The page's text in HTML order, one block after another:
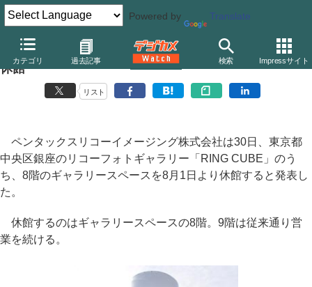
Powered by Translate
カテゴリ 過去記事 検索 Impressサイト
リコーフォトギャラリー「RING CUBE」8階が8月より
休館
リスト
ペンタックスリコーイメージング株式会社は30日、東京都
中央区銀座のリコーフォトギャラリー「RING CUBE」のう
ち、8階のギャラリースペースを8月1日より休館すると発表し
た。
休館するのはギャラリースペースの8階。9階は従来通り営
業を続ける。